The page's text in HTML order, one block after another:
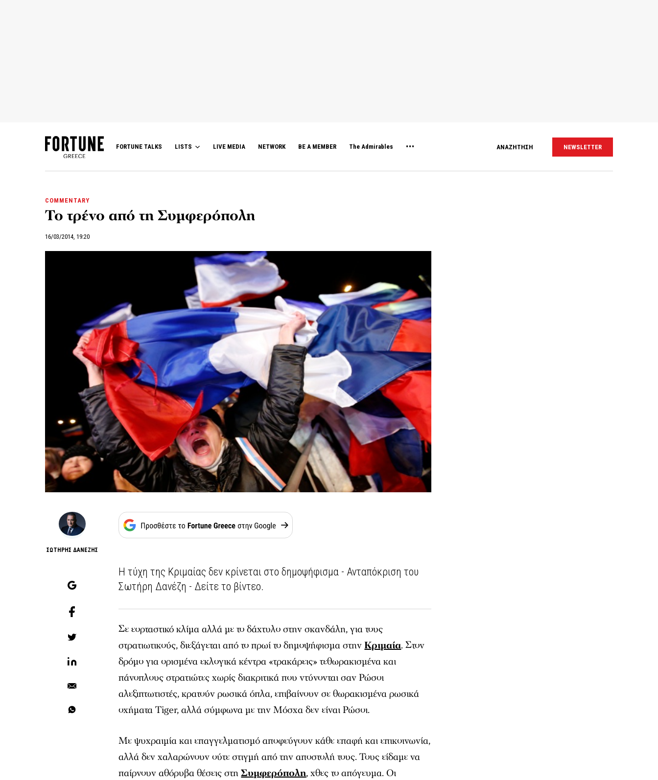
FORTUNE TALKS LISTS LIVE MEDIA NETWORK BE A MEMBER The Admirables ΑΝΑΖΗΤΗΣΗ NEWSLETTER
COMMENTARY
Το τρένο από τη Συμφερόπολη
16/03/2014, 19:20
ΣΩΤΗΡΗΣ ΔΑΝΕΖΗΣ
Η τύχη της Κριμαίας δεν κρίνεται στο δημοψήφισμα - Ανταπόκριση του
Σωτήρη Δανέζη - Δείτε το βίντεο.
Σε εορταστικό κλίμα αλλά με το δάχτυλο στην σκανδάλη, για τους
στρατιωτικούς, διεξάγεται από το πρωί το δημοψήφισμα στηνΚριμαία. Στον
δρόμο για ορισμένα εκλογικά κέντρα «τρακάρεις» τεθωρακισμένα και
πάνοπλους στρατιώτες χωρίς διακριτικά που ντύνονται σαν Ρώσοι
αλεξιπτωτιστές, κρατούν ρωσικά όπλα, επιβαίνουν σε θωρακισμένα ρωσικά
οχήματα Tiger, αλλά σύμφωνα με την Μόσχα δεν είναι Ρώσοι.
Με ψυχραιμία και επαγγελματισμό αποφεύγουν κάθε επαφή και επικοινωνία,
αλλά δεν χαλαρώνουν ούτε στιγμή από την αποστολή τους. Τους είδαμε να
παίρνουν αθόρυβα θέσεις στηΣυμφερόπολη, χθες το απόγευμα. Οι